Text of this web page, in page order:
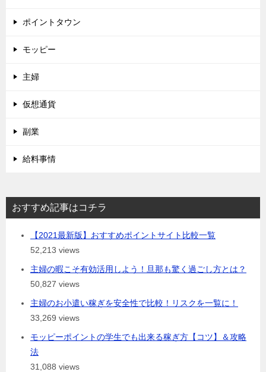
ポイントタウン
モッピー
主婦
仮想通貨
副業
給料事情
おすすめ記事はコチラ
【2021最新版】おすすめポイントサイト比較一覧
52,213 views
主婦の暇こそ有効活用しよう！旦那も驚く過ごし方とは？
50,827 views
主婦のお小遣い稼ぎを安全性で比較！リスクを一覧に！
33,269 views
モッピーポイントの学生でも出来る稼ぎ方【コツ】＆攻略
法
31,088 views